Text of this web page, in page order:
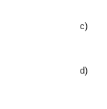
c)
d)